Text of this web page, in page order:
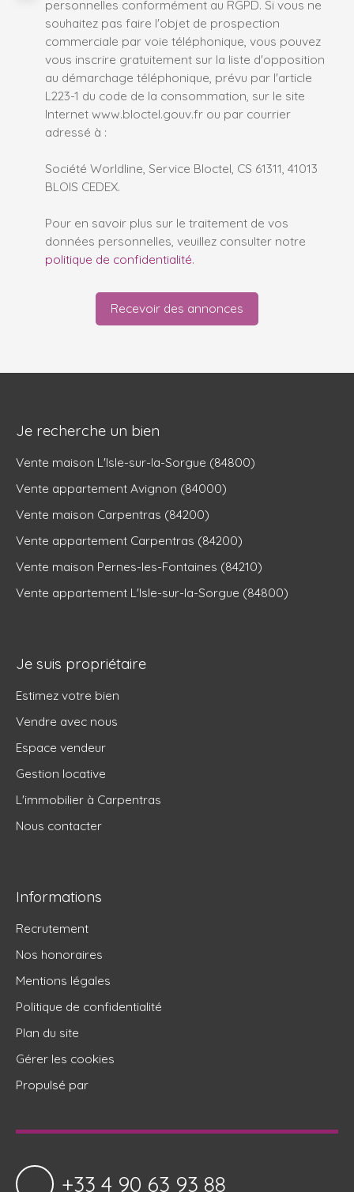
personnelles conformément au RGPD. Si vous ne
souhaitez pas faire l'objet de prospection
commerciale par voie téléphonique, vous pouvez
vous inscrire gratuitement sur la liste d'opposition
au démarchage téléphonique, prévu par l'article
L223-1 du code de la consommation, sur le site
Internet www.bloctel.gouv.fr ou par courrier
adressé à :
Société Worldline, Service Bloctel, CS 61311, 41013
BLOIS CEDEX.
Pour en savoir plus sur le traitement de vos
données personnelles, veuillez consulter notre
politique de confidentialité.
Recevoir des annonces
Je recherche un bien
Vente maison L'Isle-sur-la-Sorgue (84800)
Vente appartement Avignon (84000)
Vente maison Carpentras (84200)
Vente appartement Carpentras (84200)
Vente maison Pernes-les-Fontaines (84210)
Vente appartement L'Isle-sur-la-Sorgue (84800)
Je suis propriétaire
Estimez votre bien
Vendre avec nous
Espace vendeur
Gestion locative
L'immobilier à Carpentras
Nous contacter
Informations
Recrutement
Nos honoraires
Mentions légales
Politique de confidentialité
Plan du site
Gérer les cookies
Propulsé par
+33 4 90 63 93 88